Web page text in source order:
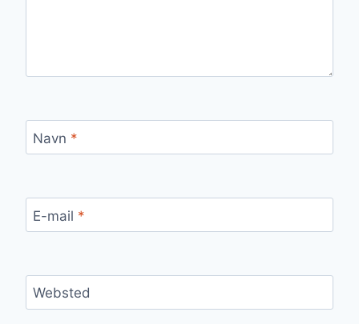
Navn *
E-mail *
Websted